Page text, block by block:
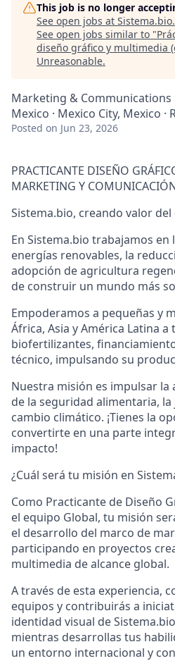
This job is no longer
See open jobs at Sistema.bio.
See open jobs similar to "
diseño gráfico y multimedia
Unreasonable.
Marketing & Communications
Mexico · Mexico City, Mexico ·
Posted on Jun 23, 2026
PRACTICANTE DISEÑO
MARKETING Y
Sistema.bio, creando valor del
En Sistema.bio trabajamos en
energías renovables, la
adopción de agricultura
de construir un mundo más
Empoderamos a pequeñas y
África, Asia y América Latina
biofertilizantes,
técnico, impulsando su
Nuestra misión es impulsar la
de la seguridad alimentaria, la
cambio climático. ¡Tienes la
convertirte en una parte
impacto!
¿Cuál será tu misión en
Como Practicante de Diseño
el equipo Global, tu misión
el desarrollo del marco de
participando en proyectos
multimedia de alcance global.
A través de esta experiencia,
equipos y contribuirás a
identidad visual de
mientras desarrollas tus
un entorno internacional y